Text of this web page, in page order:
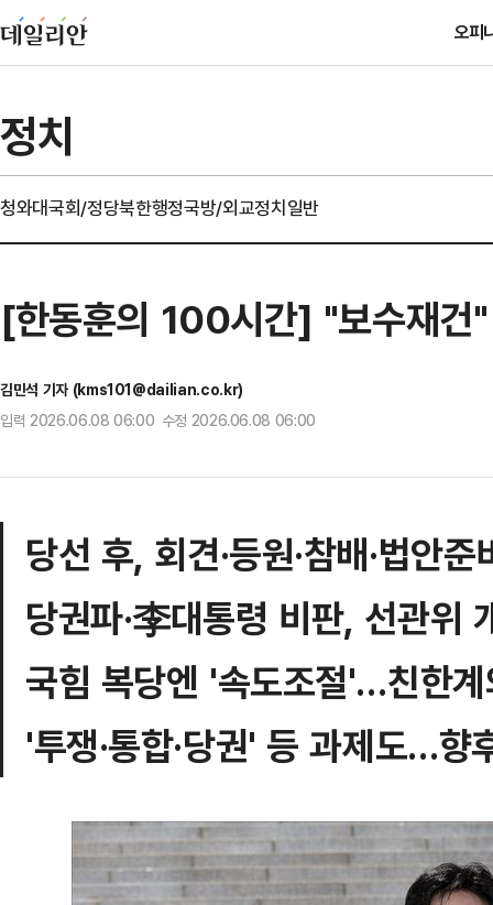
오피
정치
청와대국회/정당북한행정국방/외교정치일반
[한동훈의 100시간] "보수재
김민석 기자 (kms101@dailian.co.kr)
입력 2026.06.08 06:00 수정 2026.06.08 06:00
당선 후, 회견·등원·참배·법안
당권파·李대통령 비판, 선관위
국힘 복당엔 '속도조절'…친한
'투쟁·통합·당권' 등 과제도…향